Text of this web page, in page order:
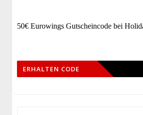
50€ Eurowings Gutscheincode bei
ERHALTEN CODE